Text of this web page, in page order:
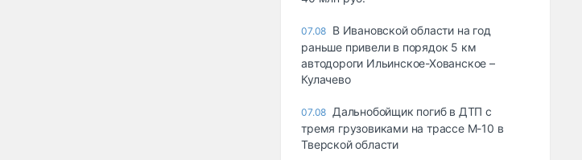
07.08 В Ивановской области на год
раньше привели в порядок 5 км
автодороги Ильинское-Хованское –
Кулачево
07.08 Дальнобойщик погиб в ДТП с
тремя грузовиками на трассе М-10 в
Тверской области